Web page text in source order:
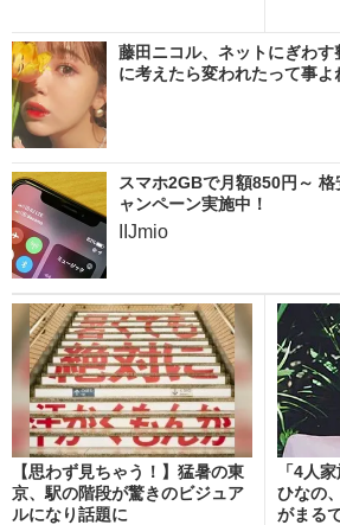
藤田ニコル、ネットにぎわ
に考えたら変われたって事
スマホ2GBで月額850円～
ャンペーン実施中！
IIJmio
【思わず見ちゃう！】猛暑の東
京、駅の階段が驚きのビジュア
ルになり話題に
「4人
ひなの
がまる